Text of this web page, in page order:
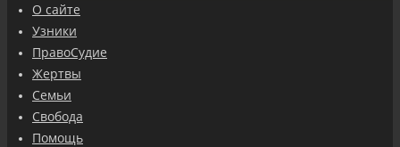
О сайте
Узники
ПравоСудие
Жертвы
Семьи
Свобода
Помощь